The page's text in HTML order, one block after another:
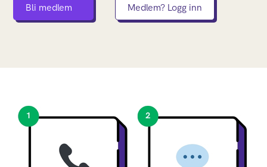
Bli medlem Medlem? Logg inn